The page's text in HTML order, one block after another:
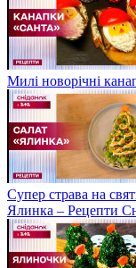
Милі новорічні
Супер страва на
Ялинка – Рецепти